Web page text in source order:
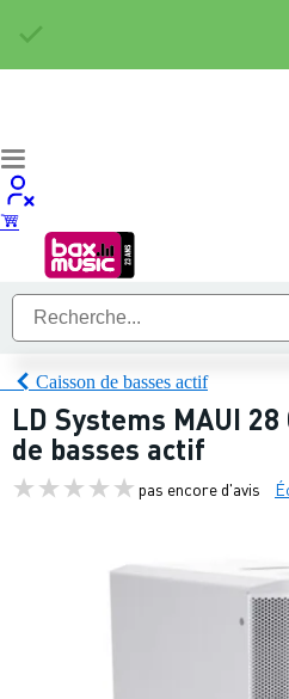
Caisson de basses actif
LD Systems MAUI 28
de basses actif
pas encore d'avis